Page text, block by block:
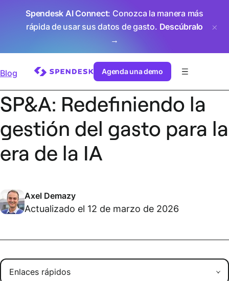
Spendesk AI Connect: Conozca la manera más
rápida de usar sus datos de gasto. Descúbralo
→
Agenda una demo
Blog
SP&A: Redefiniendo la
gestión del gasto para la
era de la IA
Axel Demazy
Actualizado el 12 de marzo de 2026